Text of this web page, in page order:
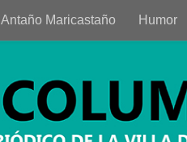
Antaño Maricastaño Humor